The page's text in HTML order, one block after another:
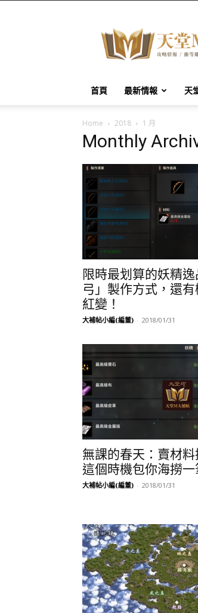
堂
M
大
帖
首頁 最新情報 天
Home 2018 1 月
Monthly
限時最划算的妖精
弓」製作方式，還有
紅變！
大補帖小編(編董) - 2018/01/31
無課的春天：賣材
這個時機包你海撈一
大補帖小編(編董) - 2018/01/31